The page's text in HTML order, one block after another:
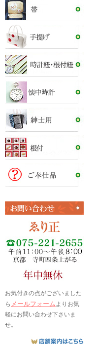
お気付きの点がございました
ら メールフォームよりお気
軽にお問い合わせ下さいま
せ。